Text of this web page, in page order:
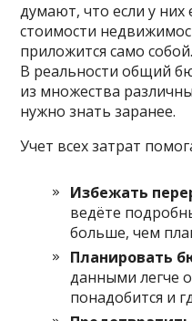
думают, что если у них
стоимости
приложится само
В реальности общий
из множества
нужно знать заранее.
Учет всех затрат
Избежать
ведёте
больше, чем
Планировать
данными легче
понадобится и